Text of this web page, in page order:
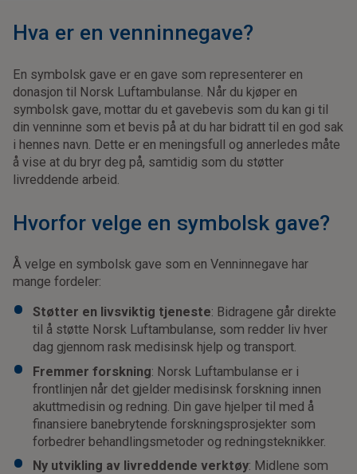
Hva er en venninnegave?
En symbolsk gave er en gave som representerer en
donasjon til Norsk Luftambulanse. Når du kjøper en
symbolsk gave, mottar du et gavebevis som du kan gi til
din venninne som et bevis på at du har bidratt til en god sak
i hennes navn. Dette er en meningsfull og annerledes måte
å vise at du bryr deg på, samtidig som du støtter
livreddende arbeid.
Hvorfor velge en symbolsk gave?
Å velge en symbolsk gave som en Venninnegave har
mange fordeler:
Støtter en livsviktig tjeneste: Bidragene går direkte
til å støtte Norsk Luftambulanse, som redder liv hver
dag gjennom rask medisinsk hjelp og transport.
Fremmer forskning: Norsk Luftambulanse er i
frontlinjen når det gjelder medisinsk forskning innen
akuttmedisin og redning. Din gave hjelper til med å
finansiere banebrytende forskningsprosjekter som
forbedrer behandlingsmetoder og redningsteknikker.
Ny utvikling av livreddende verktøy: Midlene som